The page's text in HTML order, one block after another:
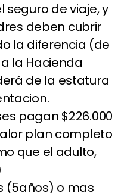
seguro de viaje, y
deben cubrir
la diferencia (de
la Hacienda
de la estatura
pagan $226.000
plan completo
que el adulto,
(5años) o mas